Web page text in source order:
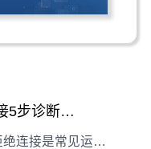
海外云服务器SSH拒绝连接5步诊断修复指南
使用海外云服务器时，SSH拒绝连接是常见运维问题。本文从现象识别、逐层诊断到针对性解决，提供可操作的修复流程，帮助用户快速恢复远程管理能力。